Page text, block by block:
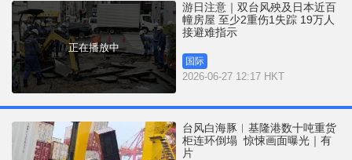
正在播放中
游日注意｜双台风殃及日本近百
幢房屋 至少2重伤1失踪 19万人
接避难指示
国际
2026-06-27 12:17 HKT
台风白海豚︱基隆港数十吨重货
柜连环倒塌 惊悚画面曝光｜有
片